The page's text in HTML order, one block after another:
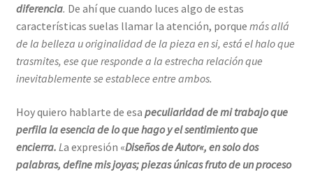
diferencia. De ahí que cuando luces algo de estas
características suelas llamar la atención, porque más allá
de la belleza u originalidad de la pieza en si, está el halo que
trasmites, ese que responde a la estrecha relación que
inevitablemente se establece entre ambos.
Hoy quiero hablarte de esa peculiaridad de mi trabajo que
perfila la esencia de lo que hago y el sentimiento que
encierra. La expresión «Diseños de Autor«, en solo dos
palabras, define mis joyas;piezas únicas fruto de un proceso